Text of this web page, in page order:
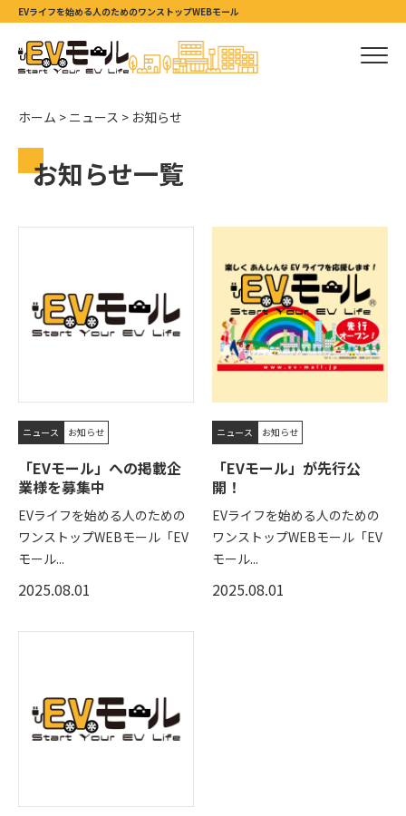
EVライフを始める人のためのワンストップWEBモール
ホーム > ニュース > お知らせ
お知らせ一覧
ニュース お知らせ
「EVモール」への掲載企
業様を募集中
EVライフを始める人のための
ワンストップWEBモール「EV
モール...
2025.08.01
ニュース お知らせ
「EVモール」が先行公
開！
EVライフを始める人のための
ワンストップWEBモール「EV
モール...
2025.08.01